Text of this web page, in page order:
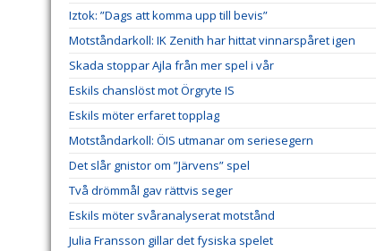
Iztok: ”Dags att komma upp till bevis”
Motståndarkoll: IK Zenith har hittat vinnarspåret igen
Skada stoppar Ajla från mer spel i vår
Eskils chanslöst mot Örgryte IS
Eskils möter erfaret topplag
Motståndarkoll: ÖIS utmanar om seriesegern
Det slår gnistor om ”Järvens” spel
Två drömmål gav rättvis seger
Eskils möter svåranalyserat motstånd
Julia Fransson gillar det fysiska spelet